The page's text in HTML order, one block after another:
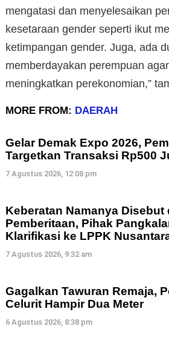
mengatasi dan menyelesaikan
kesetaraan gender seperti ikut
ketimpangan gender. Juga, ada
memberdayakan perempuan
meningkatkan perekonomian,”
MORE FROM: DAERAH
Gelar Demak Expo 2026,
Targetkan Transaksi Rp500
7 Agustus 2026, 12:08 pm
Keberatan Namanya Disebut
Pemberitaan, Pihak
Klarifikasi ke LPPK
7 Agustus 2026, 9:32 am
Gagalkan Tawuran Remaja,
Celurit Hampir Dua Meter
6 Agustus 2026, 8:38 pm